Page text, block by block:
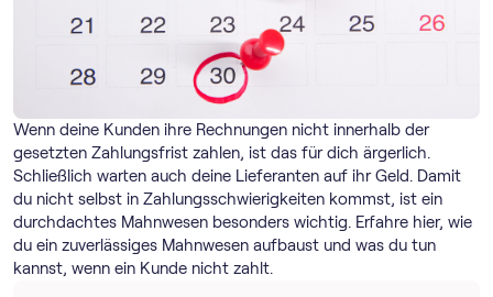
Wenn deine Kunden ihre Rechnungen nicht innerhalb der
gesetzten Zahlungsfrist zahlen, ist das für dich ärgerlich.
Schließlich warten auch deine Lieferanten auf ihr Geld. Damit
du nicht selbst in Zahlungsschwierigkeiten kommst, ist ein
durchdachtes Mahnwesen besonders wichtig. Erfahre hier, wie
du ein zuverlässiges Mahnwesen aufbaust und was du tun
kannst, wenn ein Kunde nicht zahlt.